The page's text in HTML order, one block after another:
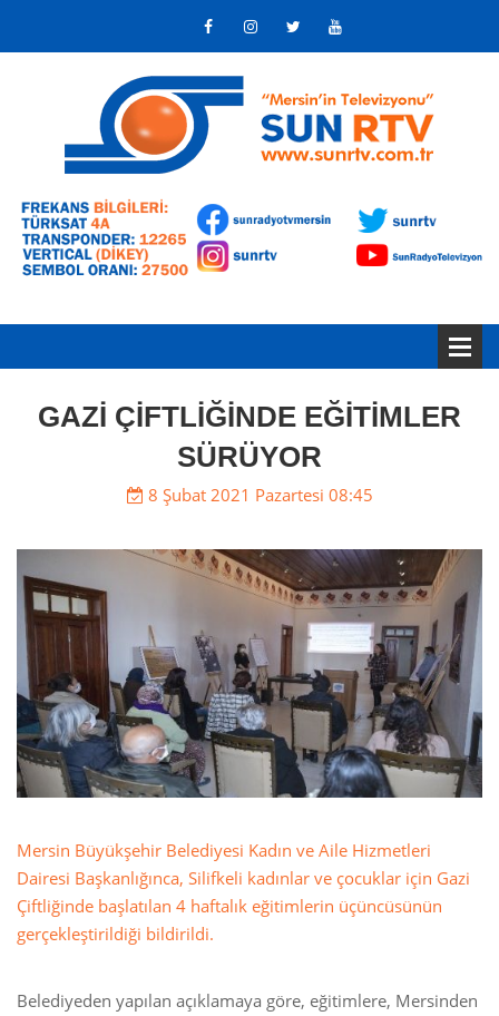
GAZİ ÇİFTLİĞİNDE EĞİTİMLER
SÜRÜYOR
8 Şubat 2021 Pazartesi 08:45
Mersin Büyükşehir Belediyesi Kadın ve Aile Hizmetleri
Dairesi Başkanlığınca, Silifkeli kadınlar ve çocuklar için Gazi
Çiftliğinde başlatılan 4 haftalık eğitimlerin üçüncüsünün
gerçekleştirildiği bildirildi.
Belediyeden yapılan açıklamaya göre, eğitimlere, Mersinden